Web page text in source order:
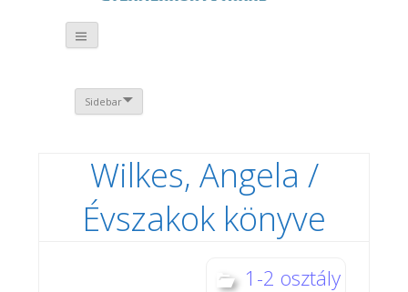
Sidebar
Wilkes, Angela /
Évszakok könyve
1-2 osztály